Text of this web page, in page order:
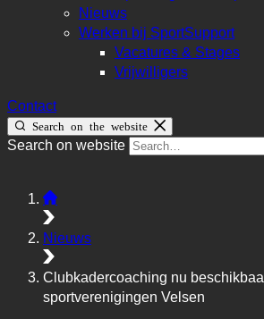
Nieuws
Werken bij SportSupport
Vacatures & Stages
Vrijwilligers
Contact
Search on the website
Search on website
Nieuws
Clubkadercoaching nu
sportverenigingen Velsen